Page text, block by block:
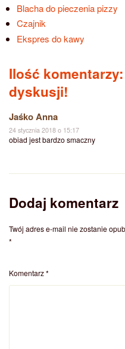
Blacha do pieczenia pizzy
Czajnik
Ekspres do kawy
Ilość
dyskusji!
Jaśko Anna
24 stycznia 2018 o 15:17
obiad jest bardzo smaczny
Dodaj komentarz
Twój adres e-mail nie zostanie
*
Komentarz*